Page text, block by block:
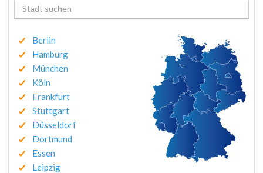
Berlin
Hamburg
München
Köln
Frankfurt
Stuttgart
Düsseldorf
Dortmund
Essen
Leipzig